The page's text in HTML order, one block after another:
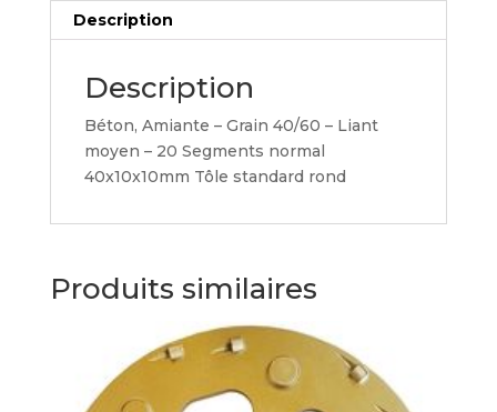
Description
Description
Béton, Amiante – Grain 40/60 – Liant
moyen – 20 Segments normal
40x10x10mm Tôle standard rond
Produits similaires